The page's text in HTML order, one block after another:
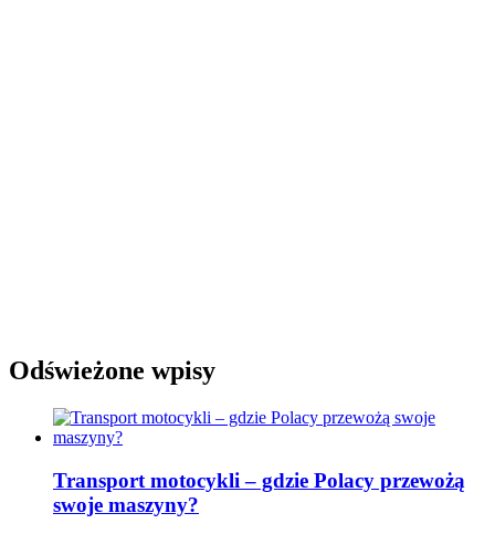
Odświeżone wpisy
Transport motocykli – gdzie Polacy przewożą
swoje maszyny?